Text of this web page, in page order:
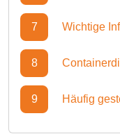
7 Wichtige
8
9 Häufig